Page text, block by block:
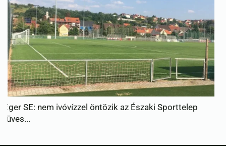
Az Ételt az Életért Alapítvány segített azoknak az egri
c...